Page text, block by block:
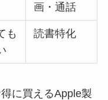
画・通話
も
読書特化
に買えるApple製